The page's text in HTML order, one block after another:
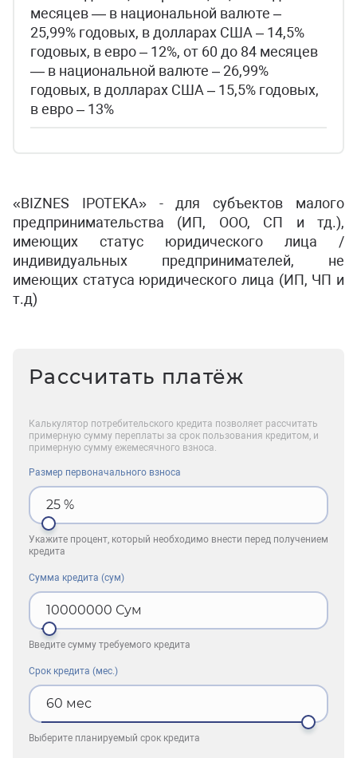
месяцев — в национальной валюте –
25,99% годовых, в долларах США – 14,5%
годовых, в евро – 12%, от 60 до 84 месяцев
— в национальной валюте – 26,99%
годовых, в долларах США – 15,5% годовых,
в евро – 13%
«BIZNES IPOTEKA» - для субъектов малого
предпринимательства (ИП, ООО, СП и тд.),
имеющих статус юридического лица /
индивидуальных предпринимателей, не
имеющих статуса юридического лица (ИП, ЧП и
т.д)
Рассчитать платёж
Калькулятор потребительского кредита позволяет рассчитать
примерную сумму переплаты за срок пользования кредитом, и
примерную сумму ежемесячного взноса.
Размер первоначального взноса
25 %
Укажите процент, который необходимо внести перед получением
кредита
Сумма кредита (сум)
10000000 Сум
Введите сумму требуемого кредита
Срок кредита (мес.)
60 мес
Выберите планируемый срок кредита